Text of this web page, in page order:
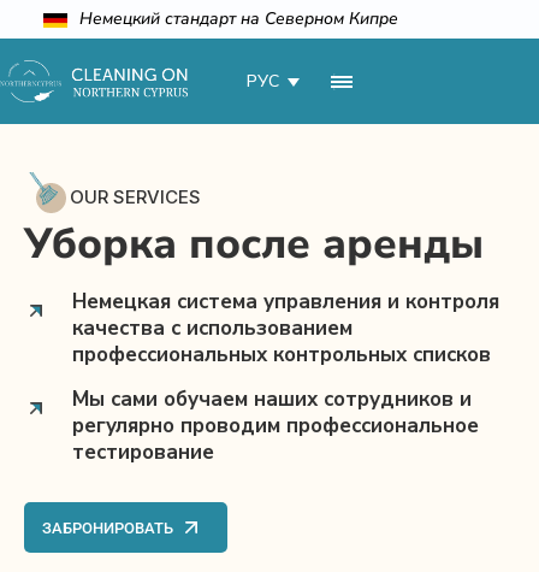
Немецкий стандарт на Северном Кипре
РУС
OUR SERVICES
Уборка после аренды
Немецкая система управления и контроля
качества с использованием
профессиональных контрольных списков
Мы сами обучаем наших сотрудников и
регулярно проводим профессиональное
тестирование
ЗАБРОНИРОВАТЬ